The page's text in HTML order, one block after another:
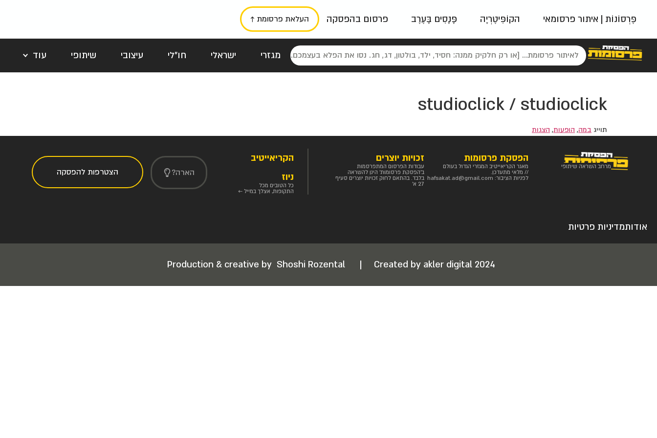
פֶּרְסוֹנוֹת | איתור פרסומאי הקוֹפִּיטֶרְיָה פָּנָסִים בָּעֶרֶב פרסום בהפסקה העלאת פרסומת ↑
מגזרי ישראלי חו"לי עיצובי שיתופי
עוד
פאשן
ניינטיז נוסטלגי כרזות טיפוגרפי
studioclick / studioclick
תוייג במה, הופעות, הצגות
מרחב השראה שיתופי
הפסקת פרסומות
מאגר הקריאייטיב המגזרי הגדול בעולם
// מלאי מתעדכן.
לפניות הציבור: hafsakat.ad@gmail.com
זכויות יוצרים
עבודות הפרסום המתפרסמות
ב'הפסקת פרסומות' הינן להשראה
בלבד. בהתאם לחוק זכויות יוצרים סעיף
27 א'
הקריאייטיב
ניוז
כל הטובים מכל
התקופות, אצלך במייל ←
הארה? הצטרפות להפסקה
אודותמדיניות פרטיות
Production & creative by Shoshi Rozental | Created by akler digital 2024